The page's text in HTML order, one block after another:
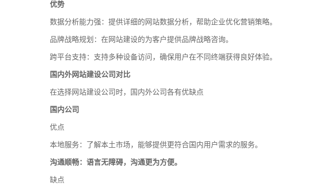
优势
数据分析能力强：提供详细的网站数据分析，帮助企业优化营销策略。
品牌战略规划：在网站建设的为客户提供品牌战略咨询。
跨平台支持：支持多种设备访问，确保用户在不同终端获得良好体验。
国内外网站建设公司对比
在选择网站建设公司时，国内外公司各有优缺点
国内公司
优点
本地服务：了解本土市场，能够提供更符合国内用户需求的服务。
沟通顺畅：语言无障碍，沟通更为方便。
缺点